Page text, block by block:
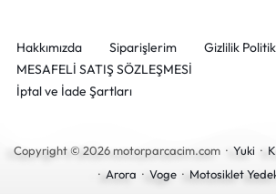
Hakkımızda Siparişlerim
Gizlilik
MESAFELİ SATIŞ SÖZLEŞMESİ
İptal ve İade Şartları
Copyright © 2026 motorparcacim.com · Yuki ·
· Arora · Voge· Motosiklet